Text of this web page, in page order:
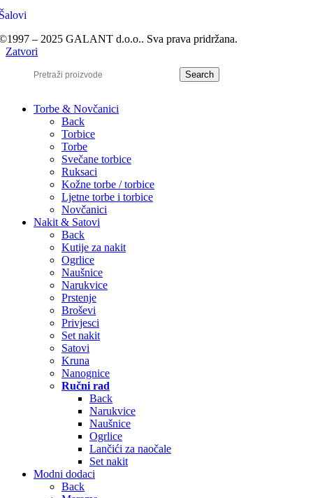
– 2025 GALANT d.o.o.. Sva prava pridržana.
Zatvori
Search
Torbe & Novčanici
Back
Torbice
Torbe
Svečane torbice
Ruksaci
Kožne torbe / torbice
Ljetne torbe i torbice
Novčanici
Nakit & Satovi
Back
Kutije za nakit
Ogrlice
Naušnice
Narukvice
Prstenje
Broševi
Privjesci
Set nakit
Satovi
Kruna
Nanognice
Ručni rad
Back
Narukvice
Naušnice
Ogrlice
Lančići za naočale
Set nakit
Modni dodaci
Back